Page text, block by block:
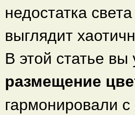
недостатка
выглядит
В этой статье вы
размещение
гармонировали